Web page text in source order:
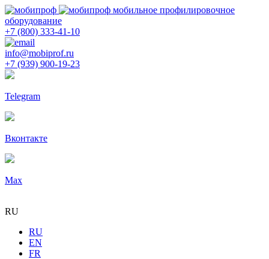
мобильное профилировочное
оборудование
+7 (800) 333-41-10
info@mobiprof.ru
+7 (939) 900-19-23
Telegram
Вконтакте
Max
RU
RU
EN
FR